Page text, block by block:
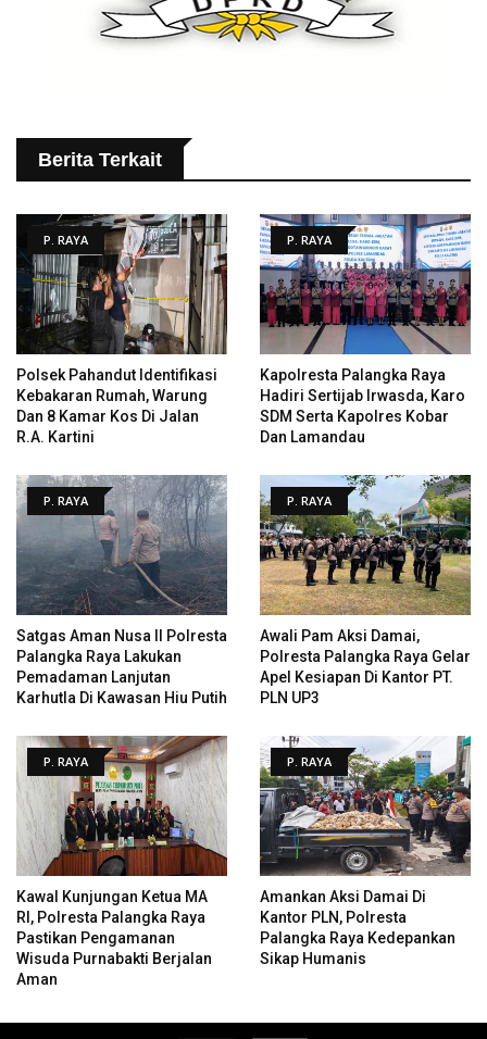
Berita Terkait
P. RAYA
Polsek Pahandut Identifikasi
Kebakaran Rumah, Warung
Dan 8 Kamar Kos Di Jalan
R.A. Kartini
P. RAYA
Kapolresta Palangka Raya
Hadiri Sertijab Irwasda, Karo
SDM Serta Kapolres Kobar
Dan Lamandau
P. RAYA
Satgas Aman Nusa II Polresta
Palangka Raya Lakukan
Pemadaman Lanjutan
Karhutla Di Kawasan Hiu Putih
P. RAYA
Awali Pam Aksi Damai,
Polresta Palangka Raya Gelar
Apel Kesiapan Di Kantor PT.
PLN UP3
P. RAYA
Kawal Kunjungan Ketua MA
RI, Polresta Palangka Raya
Pastikan Pengamanan
Wisuda Purnabakti Berjalan
Aman
P. RAYA
Amankan Aksi Damai Di
Kantor PLN, Polresta
Palangka Raya Kedepankan
Sikap Humanis